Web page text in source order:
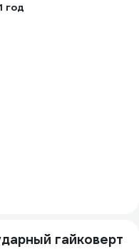
год
гайковерт